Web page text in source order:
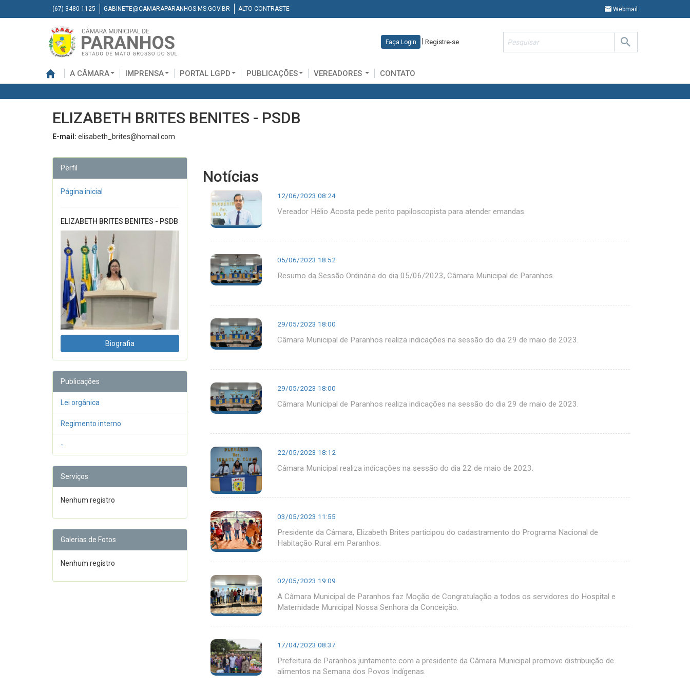
(67) 3480-1125 GABINETE@CAMARAPARANHOS.MS.GOV.BR ALTO CONTRASTE Webmail
Faça Login Registre-se
A CÂMARA IMPRENSA PORTAL LGPD PUBLICAÇÕES VEREADORES CONTATO
ELIZABETH BRITES BENITES - PSDB
E-mail: elisabeth_brites@homail.com
Perfil
Página inicial
ELIZABETH BRITES BENITES - PSDB
Biografia
Publicações
Lei orgânica
Regimento interno
-
Serviços
Nenhum registro
Galerias de Fotos
Nenhum registro
Notícias
12/06/2023 08:24
Vereador Hélio Acosta pede perito papiloscopista para atender emandas.
05/06/2023 18:52
Resumo da Sessão Ordinária do dia 05/06/2023, Câmara Municipal de Paranhos.
29/05/2023 18:00
Câmara Municipal de Paranhos realiza indicações na sessão do dia 29 de maio de 2023.
29/05/2023 18:00
Câmara Municipal de Paranhos realiza indicações na sessão do dia 29 de maio de 2023.
22/05/2023 18:12
Câmara Municipal realiza indicações na sessão do dia 22 de maio de 2023.
03/05/2023 11:55
Presidente da Câmara, Elizabeth Brites participou do cadastramento do Programa Nacional de
Habitação Rural em Paranhos.
02/05/2023 19:09
A Câmara Municipal de Paranhos faz Moção de Congratulação a todos os servidores do Hospital e
Maternidade Municipal Nossa Senhora da Conceição.
17/04/2023 08:37
Prefeitura de Paranhos juntamente com a presidente da Câmara Municipal promove distribuição de
alimentos na Semana dos Povos Indígenas.